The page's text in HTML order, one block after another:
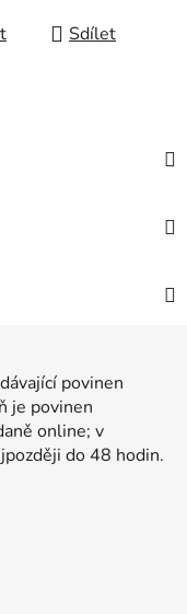
Sdílet
povinen
je povinen
online; v
do 48 hodin.